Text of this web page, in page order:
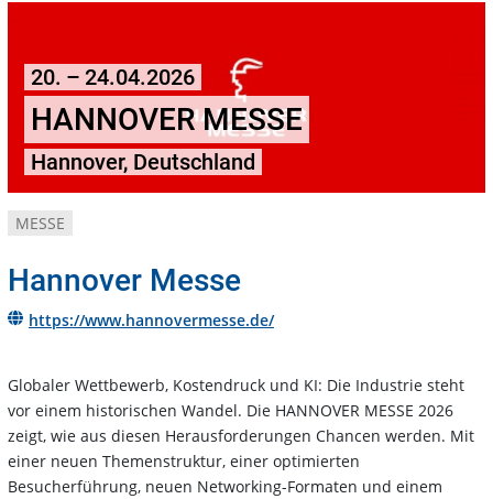
20. – 24.04.2026
HANNOVER MESSE
Hannover, Deutschland
MESSE
Hannover Messe
https://www.hannovermesse.de/
Globaler Wettbewerb, Kostendruck und KI: Die Industrie steht
vor einem historischen Wandel. Die HANNOVER MESSE 2026
zeigt, wie aus diesen Herausforderungen Chancen werden. Mit
einer neuen Themenstruktur, einer optimierten
Besucherführung, neuen Networking-Formaten und einem